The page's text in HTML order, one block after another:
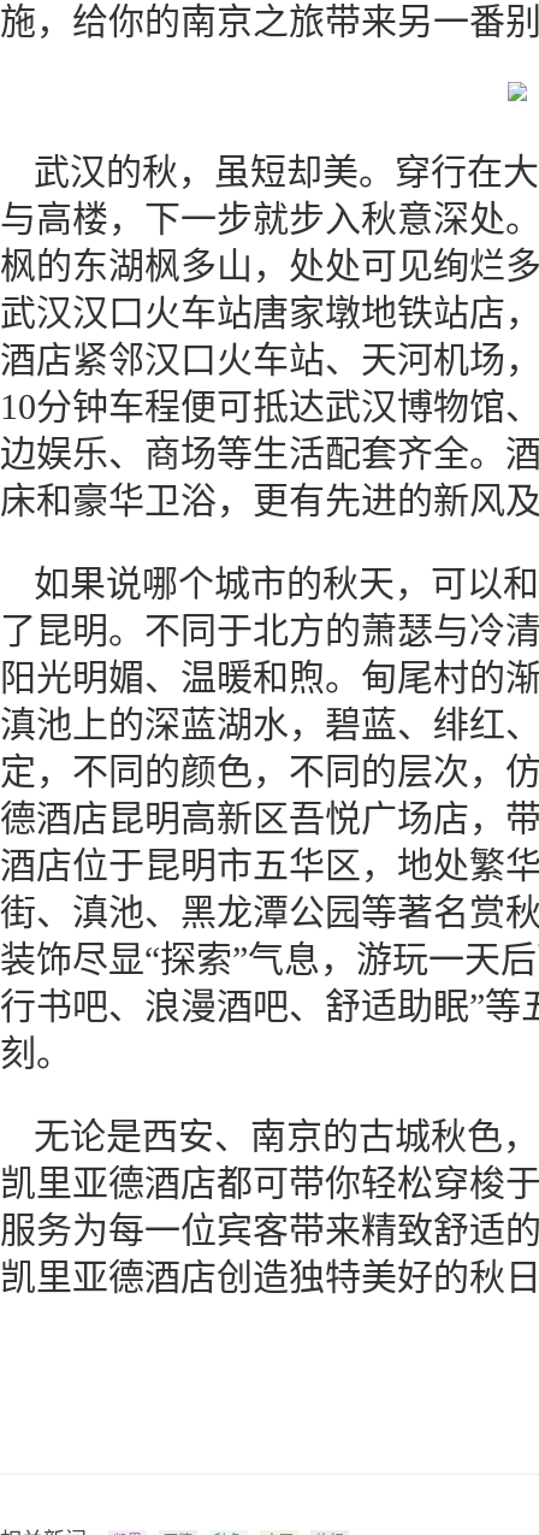
施，给你的南京之旅带来另一番
武汉的秋，虽短却美。穿行在
与高楼，下一步就步入秋意深处
枫的东湖枫多山，处处可见绚烂
武汉汉口火车站唐家墩地铁站店
酒店紧邻汉口火车站、天河机场
10分钟车程便可抵达武汉博物馆
边娱乐、商场等生活配套齐全。
床和豪华卫浴，更有先进的新风
如果说哪个城市的秋天，可以
了昆明。不同于北方的萧瑟与冷
阳光明媚、温暖和煦。甸尾村的
滇池上的深蓝湖水，碧蓝、绯红
定，不同的颜色，不同的层次，
德酒店昆明高新区吾悦广场店，
酒店位于昆明市五华区，地处繁
街、滇池、黑龙潭公园等著名赏
装饰尽显“探索”气息，游玩一天
行书吧、浪漫酒吧、舒适助眠”
刻。
无论是西安、南京的古城秋色
凯里亚德酒店都可带你轻松穿梭
服务为每一位宾客带来精致舒适
凯里亚德酒店创造独特美好的秋